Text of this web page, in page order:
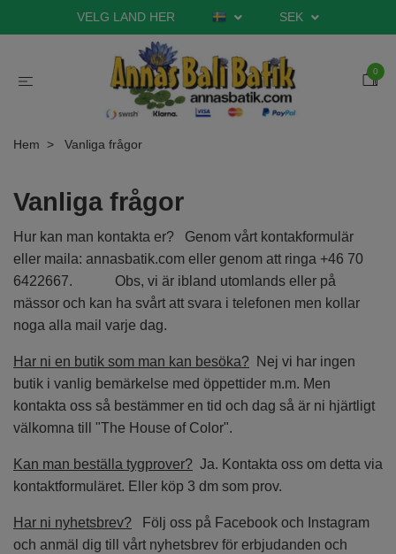
VELG LAND HER SEK
0
Hem Vanliga frågor
Vanliga frågor
Hur kan man kontakta er? Genom vårt kontakformulär
eller maila: annasbatik.com eller genom att ringa +46 70
6422667. Obs, vi är ibland utomlands eller på
mässor och kan ha svårt att svara i telefonen men kollar
noga alla mail varje dag.
Har ni en butik som man kan besöka? Nej vi har ingen
butik i vanlig bemärkelse med öppettider m.m. Men
kontakta oss så bestämmer en tid och dag så är ni hjärtligt
välkomna till "The House of Color".
Kan man beställa tygprover? Ja. Kontakta oss om detta via
kontaktformuläret. Eller köp 3 dm som prov.
Har ni nyhetsbrev? Följ oss på Facebook och Instagram
och anmäl dig till vårt nyhetsbrev för erbjudanden och